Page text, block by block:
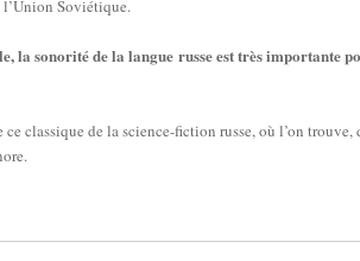
Soviétique.
sonorité de la langue russe est très importante
classique de la science-fiction russe, où l’on